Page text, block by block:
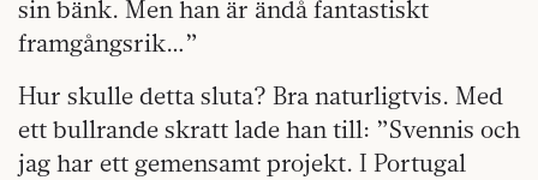
sin bänk. Men han är ändå fantastiskt
framgångsrik…”
Hur skulle detta sluta? Bra naturligtvis. Med
ett bullrande skratt lade han till: ”Svennis och
jag har ett gemensamt projekt. I Portugal